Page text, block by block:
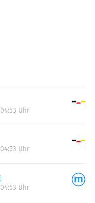
06:00-22:00
06:00-22:00
Uhr
Uhr
Uhr